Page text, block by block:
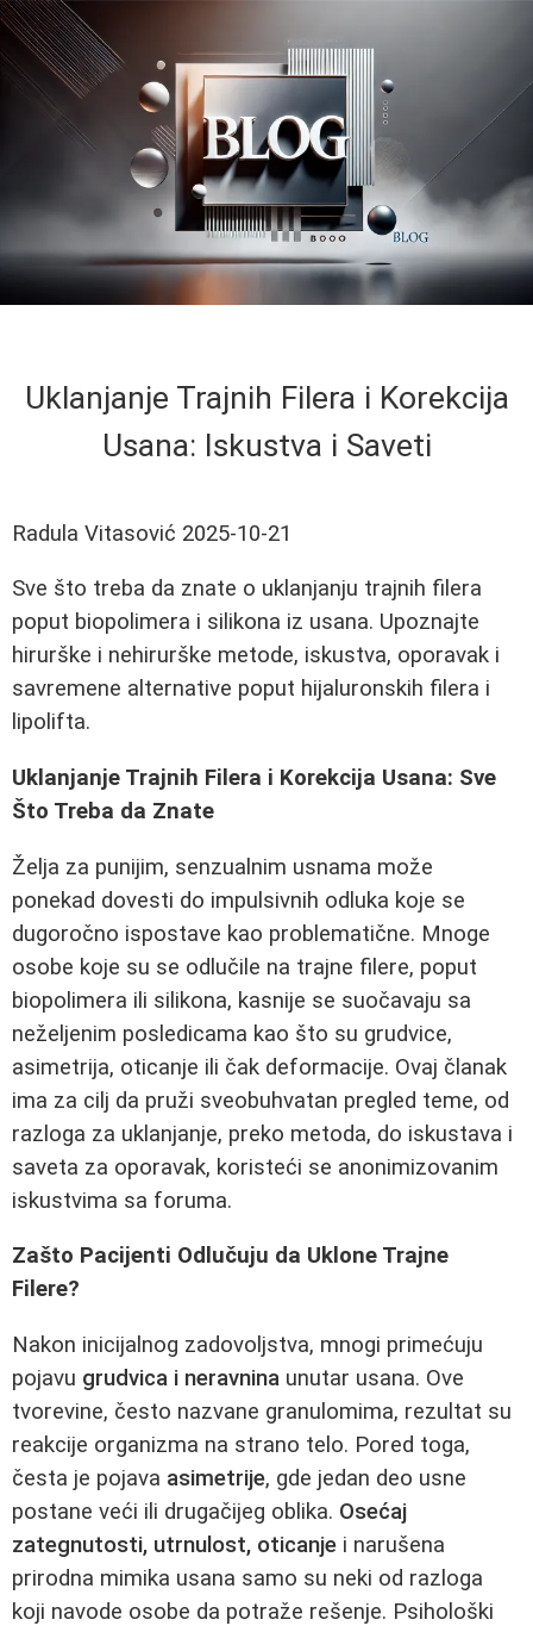
Uklanjanje Trajnih Filera i Korekcija
Usana: Iskustva i Saveti
Radula Vitasović 2025-10-21
Sve što treba da znate o uklanjanju trajnih filera
poput biopolimera i silikona iz usana. Upoznajte
hirurške i nehirurške metode, iskustva, oporavak i
savremene alternative poput hijaluronskih filera i
lipolifta.
Uklanjanje Trajnih Filera i Korekcija Usana: Sve
Što Treba da Znate
Želja za punijim, senzualnim usnama može
ponekad dovesti do impulsivnih odluka koje se
dugoročno ispostave kao problematične. Mnoge
osobe koje su se odlučile na trajne filere, poput
biopolimera ili silikona, kasnije se suočavaju sa
neželjenim posledicama kao što su grudvice,
asimetrija, oticanje ili čak deformacije. Ovaj članak
ima za cilj da pruži sveobuhvatan pregled teme, od
razloga za uklanjanje, preko metoda, do iskustava i
saveta za oporavak, koristeći se anonimizovanim
iskustvima sa foruma.
Zašto Pacijenti Odlučuju da Uklone Trajne
Filere?
Nakon inicijalnog zadovoljstva, mnogi primećuju
pojavu grudvica i neravnina unutar usana. Ove
tvorevine, često nazvane granulomima, rezultat su
reakcije organizma na strano telo. Pored toga,
česta je pojava asimetrije, gde jedan deo usne
postane veći ili drugačijeg oblika. Osećaj
zategnutosti, utrnulost, oticanje i narušena
prirodna mimika usana samo su neki od razloga
koji navode osobe da potraže rešenje. Psihološki